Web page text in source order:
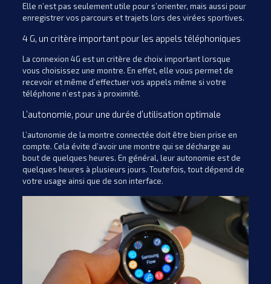
Elle n’est pas seulement utile pour s’orienter, mais aussi pour
enregistrer vos parcours et trajets lors des virées sportives.
4 G, un critère important pour les appels téléphoniques
La connexion 4G est un critère de choix important lorsque
vous choisissez une montre. En effet, elle vous permet de
recevoir et même d’effectuer vos appels même si votre
téléphone n’est pas à proximité.
L’autonomie, pour une durée d’utilisation optimale
L’autonomie de la montre connectée doit être bien prise en
compte. Cela évite d’avoir une montre qui se décharge au
bout de quelques heures. En général, leur autonomie est de
quelques heures à plusieurs jours. Toutefois, tout dépend de
votre usage ainsi que de son interface.